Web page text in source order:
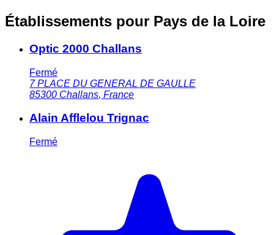
Établissements pour Pays de la Loire
Optic 2000 Challans
Fermé
7 PLACE DU GENERAL DE GAULLE
85300 Challans, France
Alain Afflelou Trignac
Fermé